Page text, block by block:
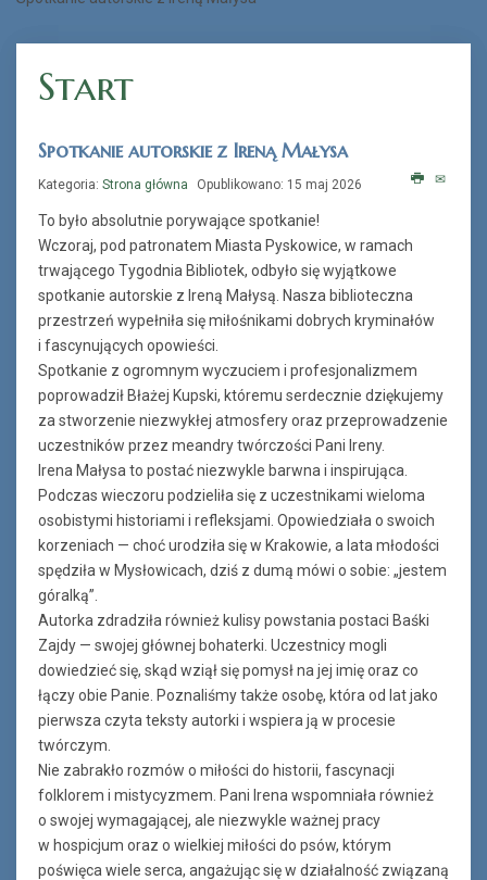
„Książka na telefon”
Start
Spotkanie autorskie z Ireną Małysa
Kategoria: Strona główna Opublikowano: 15 maj 2026
To było absolutnie porywające spotkanie!
Wczoraj, pod patronatem Miasta Pyskowice, w ramach
trwającego Tygodnia Bibliotek, odbyło się wyjątkowe
spotkanie autorskie z Ireną Małysą. Nasza biblioteczna
przestrzeń wypełniła się miłośnikami dobrych kryminałów
i fascynujących opowieści.
Spotkanie z ogromnym wyczuciem i profesjonalizmem
poprowadził Błażej Kupski, któremu serdecznie dziękujemy
za stworzenie niezwykłej atmosfery oraz przeprowadzenie
uczestników przez meandry twórczości Pani Ireny.
Irena Małysa to postać niezwykle barwna i inspirująca.
Podczas wieczoru podzieliła się z uczestnikami wieloma
osobistymi historiami i refleksjami. Opowiedziała o swoich
korzeniach — choć urodziła się w Krakowie, a lata młodości
spędziła w Mysłowicach, dziś z dumą mówi o sobie: „jestem
góralką”.
Autorka zdradziła również kulisy powstania postaci Baśki
Zajdy — swojej głównej bohaterki. Uczestnicy mogli
dowiedzieć się, skąd wziął się pomysł na jej imię oraz co
łączy obie Panie. Poznaliśmy także osobę, która od lat jako
pierwsza czyta teksty autorki i wspiera ją w procesie
twórczym.
Nie zabrakło rozmów o miłości do historii, fascynacji
folklorem i mistycyzmem. Pani Irena wspomniała również
o swojej wymagającej, ale niezwykle ważnej pracy
w hospicjum oraz o wielkiej miłości do psów, którym
poświęca wiele serca, angażując się w działalność związaną